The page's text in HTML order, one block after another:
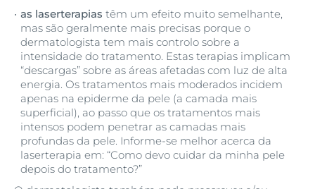
as laserterapias têm um efeito muito semelhante,
mas são geralmente mais precisas porque o
dermatologista tem mais controlo sobre a
intensidade do tratamento. Estas terapias implicam
“descargas” sobre as áreas afetadas com luz de alta
energia. Os tratamentos mais moderados incidem
apenas na epiderme da pele (a camada mais
superficial), ao passo que os tratamentos mais
intensos podem penetrar as camadas mais
profundas da pele. Informe-se melhor acerca da
laserterapia em: “Como devo cuidar da minha pele
depois do tratamento?”